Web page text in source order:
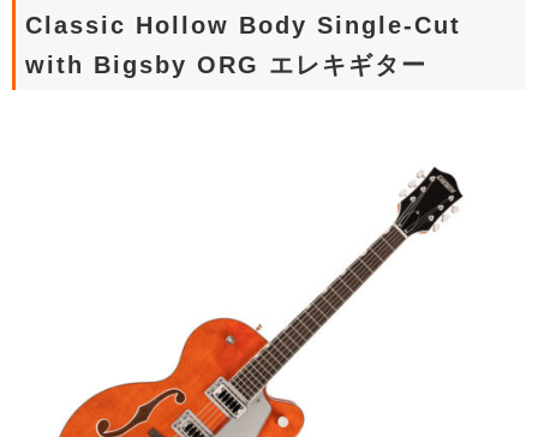
Classic Hollow Body Single-Cut
with Bigsby ORG エレキギター